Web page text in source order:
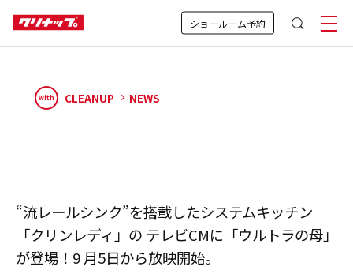
ショールーム予約
with CLEANUP NEWS
“流レールシンク”を搭載したシステムキッチン
「クリンレディ」の テレビCMに「ウルトラの母」
が登場！9 月5日から放映開始。